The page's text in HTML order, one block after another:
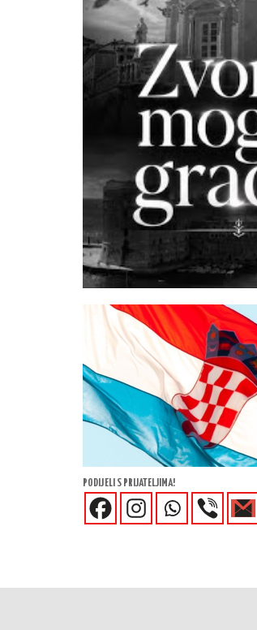
PODIJELI S PRIJATELJIMA!